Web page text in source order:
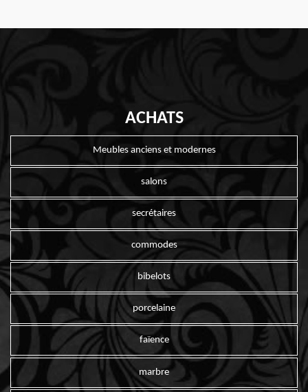
ACHATS
Meubles anciens et modernes
salons
secrétaires
commodes
bibelots
porcelaine
faïence
marbre